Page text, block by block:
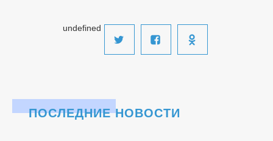
undefined
ПОСЛЕДНИЕ НОВОСТИ